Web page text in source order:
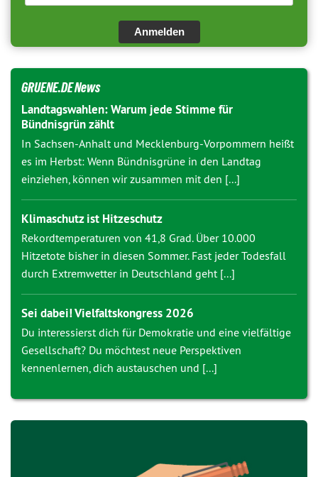
Anmelden
GRUENE.DE News
Landtagswahlen: Warum jede Stimme für
Bündnisgrün zählt
In Sachsen-Anhalt und Mecklenburg-Vorpommern heißt
es im Herbst: Wenn Bündnisgrüne in den Landtag
einziehen, können wir zusammen mit den [...]
Klimaschutz ist Hitzeschutz
Rekordtemperaturen von 41,8 Grad. Über 10.000
Hitzetote bisher in diesen Sommer. Fast jeder Todesfall
durch Extremwetter in Deutschland geht [...]
Sei dabei! Vielfaltskongress 2026
Du interessierst dich für Demokratie und eine vielfältige
Gesellschaft? Du möchtest neue Perspektiven
kennenlernen, dich austauschen und [...]